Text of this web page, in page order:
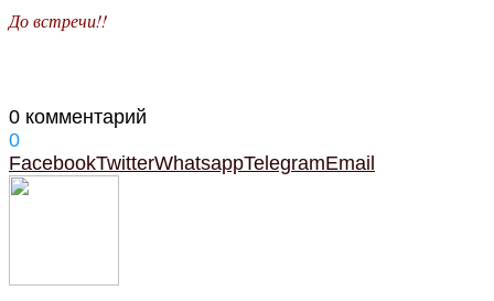
До встречи!!
0 комментарий
0
FacebookTwitterWhatsappTelegramEmail